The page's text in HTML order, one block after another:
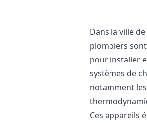
Dans la ville de
plombiers
pour installer
systèmes de
notamment
Ces appareils